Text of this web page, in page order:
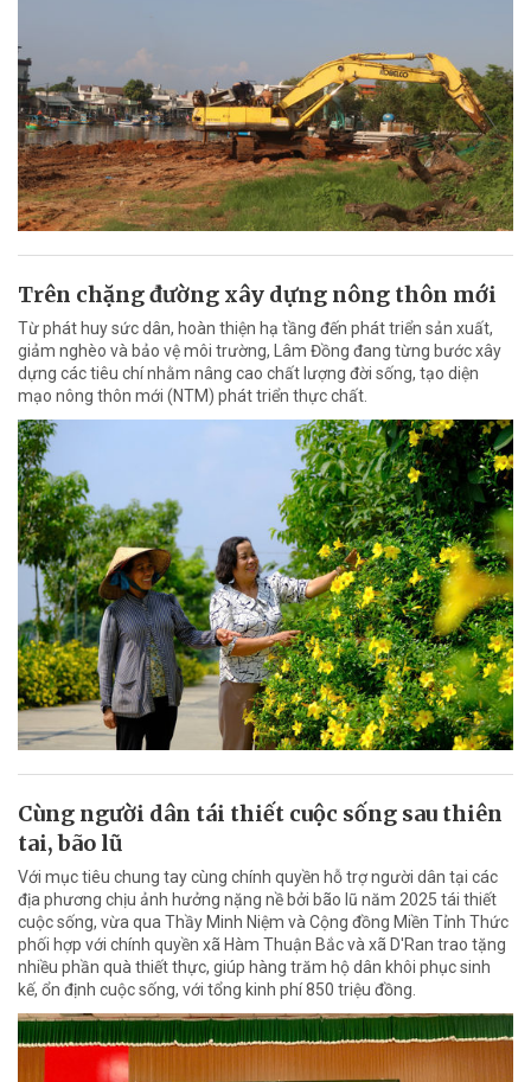
Trên chặng đường xây dựng nông thôn mới
Từ phát huy sức dân, hoàn thiện hạ tầng đến phát triển sản xuất,
giảm nghèo và bảo vệ môi trường, Lâm Đồng đang từng bước xây
dựng các tiêu chí nhằm nâng cao chất lượng đời sống, tạo diện
mạo nông thôn mới (NTM) phát triển thực chất.
Cùng người dân tái thiết cuộc sống sau thiên
tai, bão lũ
Với mục tiêu chung tay cùng chính quyền hỗ trợ người dân tại các
địa phương chịu ảnh hưởng nặng nề bởi bão lũ năm 2025 tái thiết
cuộc sống, vừa qua Thầy Minh Niệm và Cộng đồng Miền Tỉnh Thức
phối hợp với chính quyền xã Hàm Thuận Bắc và xã D'Ran trao tặng
nhiều phần quà thiết thực, giúp hàng trăm hộ dân khôi phục sinh
kế, ổn định cuộc sống, với tổng kinh phí 850 triệu đồng.